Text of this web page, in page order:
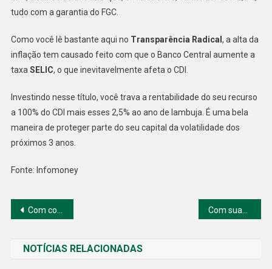
tudo com a garantia do FGC.
Como você lê bastante aqui no Transparência Radical , a alta da
inflação tem causado feito com que o Banco Central aumente a
taxa SELIC, o que inevitavelmente afeta o CDI.
Investindo nesse título, você trava a rentabilidade do seu recurso
a 100% do CDI mais esses 2,5% ao ano de lambuja. É uma bela
maneira de proteger parte do seu capital da volatilidade dos
próximos 3 anos.
Fonte: Infomoney
Navegação
Post
Com corte de compulsório diminui e ações da China crescem e fecham em 1%
NOTÍCIAS RELACIONADAS